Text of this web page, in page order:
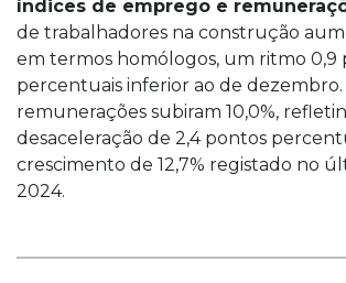
índices de emprego e
de trabalhadores na construção
em termos homólogos, um ritmo 0,9
percentuais inferior ao de dezembro.
remunerações subiram 10,0%,
desaceleração de 2,4 pontos
crescimento de 12,7% registado no
2024.